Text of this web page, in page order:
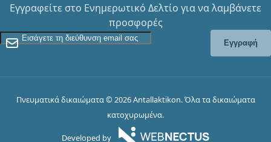
Εγγραφείτε στο Ενημερωτικό Δελτίο για να λαμβάνετε
προσφορές
Εγγραφείτε στο Newsletter
Εγγραφή
Πνευματικά δικαιώματα © 2026 Antallaktikon. Όλα τα δικαιώματα
κατοχυρωμένα.
Developed by